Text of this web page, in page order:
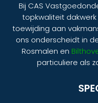
Bij CAS
topkwaliteit
toewijding aan
ons onderscheidt in
Rosmalen en
particuliere als